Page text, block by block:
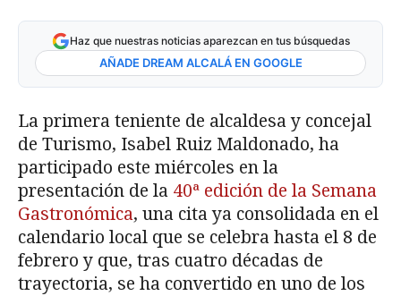
Haz que nuestras noticias aparezcan en tus búsquedas
AÑADE DREAM ALCALÁ EN GOOGLE
La primera teniente de alcaldesa y concejal
de Turismo, Isabel Ruiz Maldonado, ha
participado este miércoles en la
presentación de la 40ª edición de la Semana
Gastronómica, una cita ya consolidada en el
calendario local que se celebra hasta el 8 de
febrero y que, tras cuatro décadas de
trayectoria, se ha convertido en uno de los